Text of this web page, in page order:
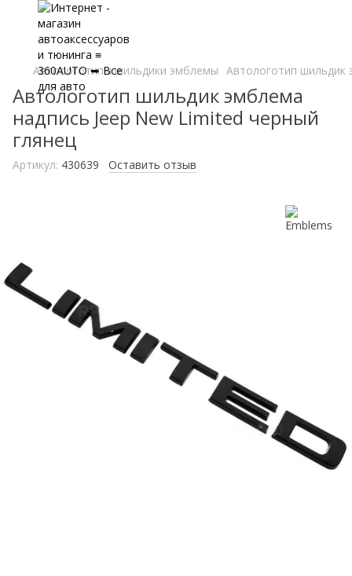
Автологотипы шильдики эмблемы Автологотип шильдик
Автологотип шильдик эмблема
надпись Jeep New Limited черный
глянец
Артикул: 430639 Оставить отзыв